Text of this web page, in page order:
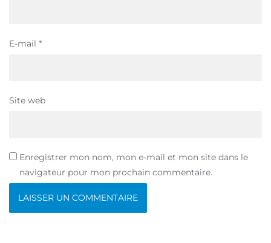
E-mail *
Site web
Enregistrer mon nom, mon e-mail et mon site dans le
navigateur pour mon prochain commentaire.